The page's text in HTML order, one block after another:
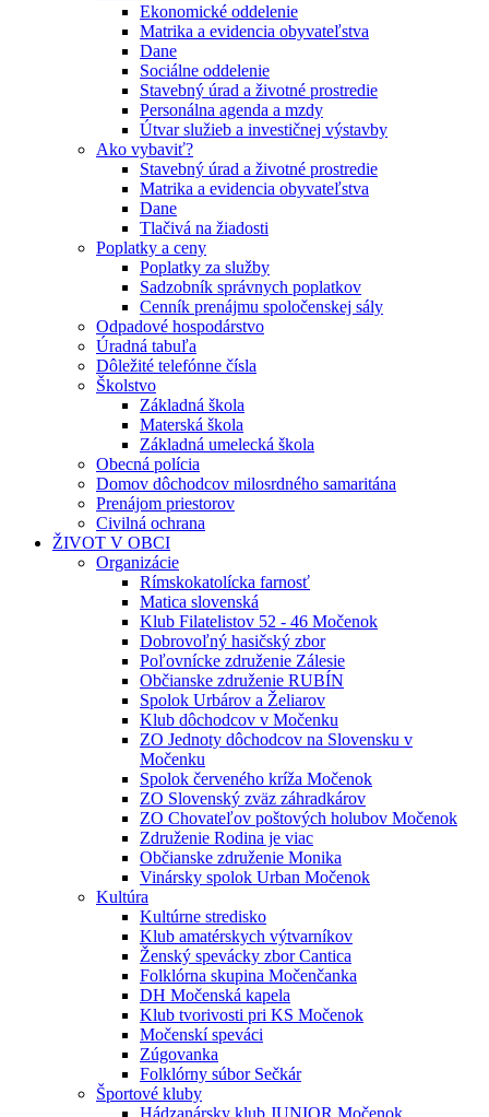
Ekonomické oddelenie
Matrika a evidencia obyvateľstva
Dane
Sociálne oddelenie
Stavebný úrad a životné prostredie
Personálna agenda a mzdy
Útvar služieb a investičnej výstavby
Ako vybaviť?
Stavebný úrad a životné prostredie
Matrika a evidencia obyvateľstva
Dane
Tlačivá na žiadosti
Poplatky a ceny
Poplatky za služby
Sadzobník správnych poplatkov
Cenník prenájmu spoločenskej sály
Odpadové hospodárstvo
Úradná tabuľa
Dôležité telefónne čísla
Školstvo
Základná škola
Materská škola
Základná umelecká škola
Obecná polícia
Domov dôchodcov milosrdného samaritána
Prenájom priestorov
Civilná ochrana
ŽIVOT V OBCI
Organizácie
Rímskokatolícka farnosť
Matica slovenská
Klub Filatelistov 52 - 46 Močenok
Dobrovoľný hasičský zbor
Poľovnícke združenie Zálesie
Občianske združenie RUBÍN
Spolok Urbárov a Želiarov
Klub dôchodcov v Močenku
ZO Jednoty dôchodcov na Slovensku v
Močenku
Spolok červeného kríža Močenok
ZO Slovenský zväz záhradkárov
ZO Chovateľov poštových holubov Močenok
Združenie Rodina je viac
Občianske združenie Monika
Vinársky spolok Urban Močenok
Kultúra
Kultúrne stredisko
Klub amatérskych výtvarníkov
Ženský spevácky zbor Cantica
Folklórna skupina Močenčanka
DH Močenská kapela
Klub tvorivosti pri KS Močenok
Močenskí speváci
Zúgovanka
Folklórny súbor Sečkár
Športové kluby
Hádzanársky klub JUNIOR Močenok